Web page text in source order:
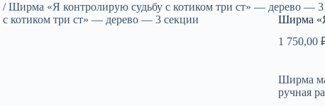
/ Ширма «Я контролирую судьбу с котиком три ст» — дерево — 3
Ширма
1 750,00
Ширма
ручная